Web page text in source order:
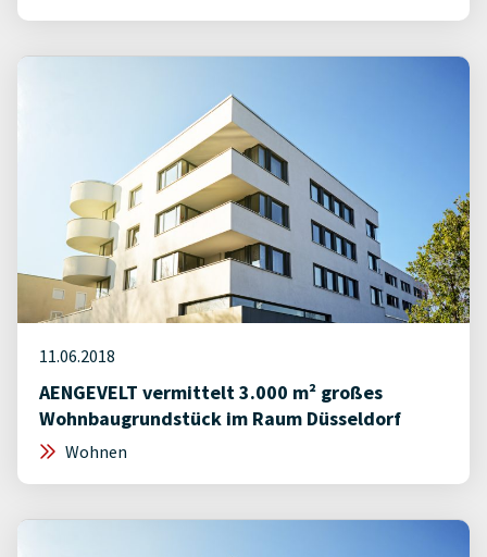
11.06.2018
AENGEVELT vermittelt 3.000 m² großes
Wohnbaugrundstück im Raum Düsseldorf
Wohnen